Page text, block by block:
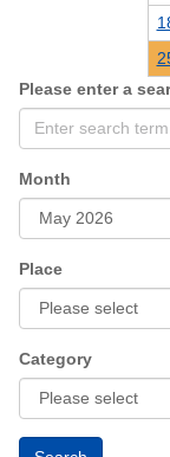
Please enter a
Month
Place
Category